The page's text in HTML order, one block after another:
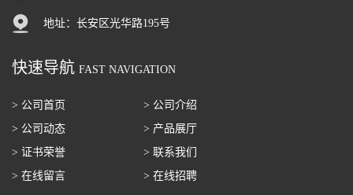
地址：长安区光华路195号
快速导航 FAST NAVIGATION
> 公司首页
> 公司介绍
> 公司动态
> 产品展厅
> 证书荣誉
> 联系我们
> 在线留言
> 在线招聘